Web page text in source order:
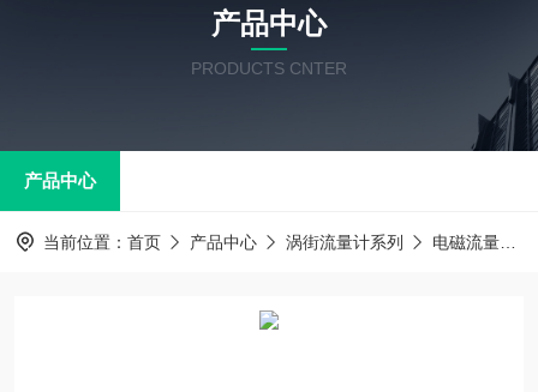
产品中心
PRODUCTS CNTER
产品中心
当前位置： 首页 产品中心 涡街流量计系列 电磁流量计系列